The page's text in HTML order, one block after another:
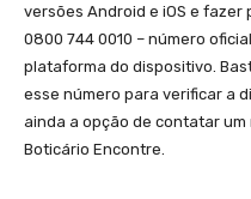
versões Android e iOS e fazer
0800 744 0010 – número
plataforma do dispositivo.
esse número para verificar a
ainda a opção de contatar
Boticário Encontre.